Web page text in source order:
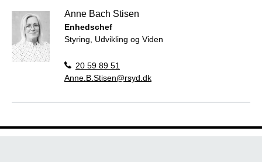
Anne Bach Stisen
Enhedschef
Styring, Udvikling og Viden
20 59 89 51
Anne.B.Stisen@rsyd.dk